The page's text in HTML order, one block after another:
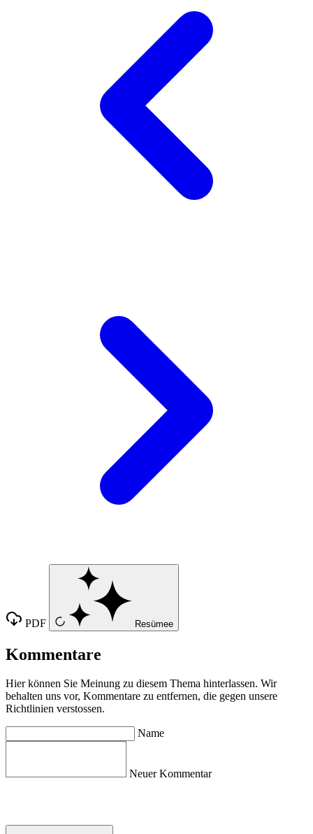
PDF Resümee
Kommentare
Hier können Sie Meinung zu diesem Thema hinterlassen. Wir
behalten uns vor, Kommentare zu entfernen, die gegen unsere
Richtlinien verstossen.
Name
Neuer Kommentar